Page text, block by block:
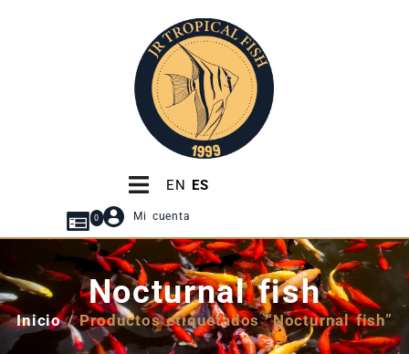
EN ES
0 Mi cuenta
Nocturnal fish
Inicio/ Productos etiquetados “Nocturnal fish”